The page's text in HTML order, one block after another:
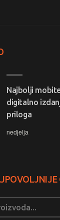
Najbolji
digitalno
priloga
nedjelja